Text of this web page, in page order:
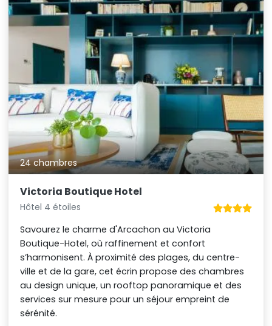
24 chambres
Victoria Boutique Hotel
Hôtel 4 étoiles
Savourez le charme d'Arcachon au Victoria
Boutique-Hotel, où raffinement et confort
s’harmonisent. À proximité des plages, du centre-
ville et de la gare, cet écrin propose des chambres
au design unique, un rooftop panoramique et des
services sur mesure pour un séjour empreint de
sérénité.